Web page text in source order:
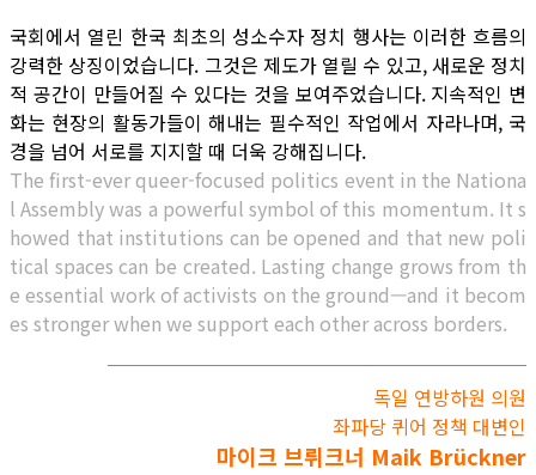
국회에서 열린 한국 최초의 성소수자 정치 행사는 이러한 흐름의
강력한 상징이었습니다. 그것은 제도가 열릴 수 있고, 새로운 정치
적 공간이 만들어질 수 있다는 것을 보여주었습니다. 지속적인 변
화는 현장의 활동가들이 해내는 필수적인 작업에서 자라나며, 국
경을 넘어 서로를 지지할 때 더욱 강해집니다.
The first-ever queer-focused politics event in the Nationa
l Assembly was a powerful symbol of this momentum. It s
howed that institutions can be opened and that new poli
tical spaces can be created. Lasting change grows from th
e essential work of activists on the ground—and it becom
es stronger when we support each other across borders.
독일 연방하원 의원
좌파당 퀴어 정책 대변인
마이크 브뤼크너 Maik Brückner